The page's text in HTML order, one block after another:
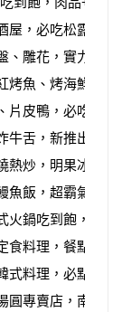
屋，必吃松露飯
、雕花，實力派
烤魚、烤海鮮，
片皮鴨，必吃芋
牛舌，新推出韓
熱炒，明果冰淇
魚飯，超霸氣極
火鍋吃到飽，必
食料理，餐點超
式料理，必點銅
圓專賣店，南高